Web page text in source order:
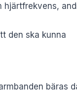
hjärtfrekvens,
den ska kunna
bäras